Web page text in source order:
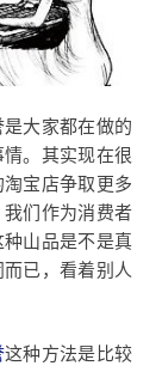
大家都在做的
。其实现在很
宝店争取更多
们作为消费者
山品是不是真
已，看着别人
这种方法是比较